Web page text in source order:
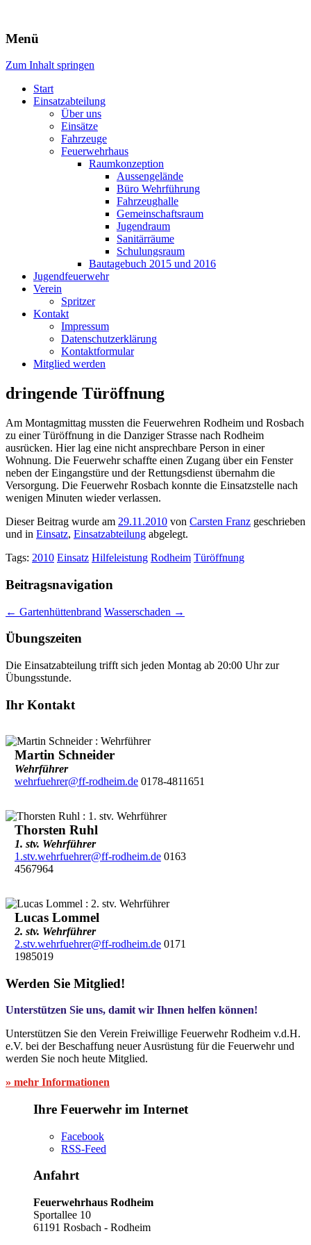
Freiwillige Feuerwehr Rodheim
v.d.H.
Menü
Zum Inhalt springen
Start
Einsatzabteilung
Über uns
Einsätze
Fahrzeuge
Feuerwehrhaus
Raumkonzeption
Aussengelände
Büro Wehrführung
Fahrzeughalle
Gemeinschaftsraum
Jugendraum
Sanitärräume
Schulungsraum
Bautagebuch 2015 und 2016
Jugendfeuerwehr
Verein
Spritzer
Kontakt
Impressum
Datenschutzerklärung
Kontaktformular
Mitglied werden
dringende Türöffnung
Am Montagmittag mussten die Feuerwehren Rodheim und Rosbach
zu einer Türöffnung in die Danziger Strasse nach Rodheim
ausrücken. Hier lag eine nicht ansprechbare Person in einer
Wohnung. Die Feuerwehr schaffte einen Zugang über ein Fenster
neben der Eingangstüre und der Rettungsdienst übernahm die
Versorgung. Die Feuerwehr Rosbach konnte die Einsatzstelle nach
wenigen Minuten wieder verlassen.
Dieser Beitrag wurde am 29.11.2010 von Carsten Franz geschrieben
und in Einsatz, Einsatzabteilung abgelegt.
Tags: 2010 Einsatz Hilfeleistung Rodheim Türöffnung
Beitragsnavigation
← Gartenhüttenbrand Wasserschaden →
Übungszeiten
Die Einsatzabteilung trifft sich jeden Montag ab 20:00 Uhr zur
Übungsstunde.
Ihr Kontakt
Martin Schneider
Wehrführer
wehrfuehrer@ff-rodheim.de0178-4811651
Thorsten Ruhl
1. stv. Wehrführer
1.stv.wehrfuehrer@ff-rodheim.de0163
4567964
Lucas Lommel
2. stv. Wehrführer
2.stv.wehrfuehrer@ff-rodheim.de0171
1985019
Werden Sie Mitglied!
Unterstützen Sie uns, damit wir Ihnen helfen können!
Unterstützen Sie den Verein Freiwillige Feuerwehr Rodheim v.d.H.
e.V. bei der Beschaffung neuer Ausrüstung für die Feuerwehr und
werden Sie noch heute Mitglied.
» mehr Informationen
Ihre Feuerwehr im Internet
Facebook
RSS-Feed
Anfahrt
Feuerwehrhaus Rodheim
Sportallee 10
61191 Rosbach - Rodheim